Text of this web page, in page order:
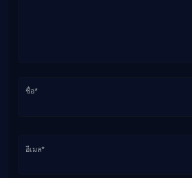
ชื่อ*
อีเมล*